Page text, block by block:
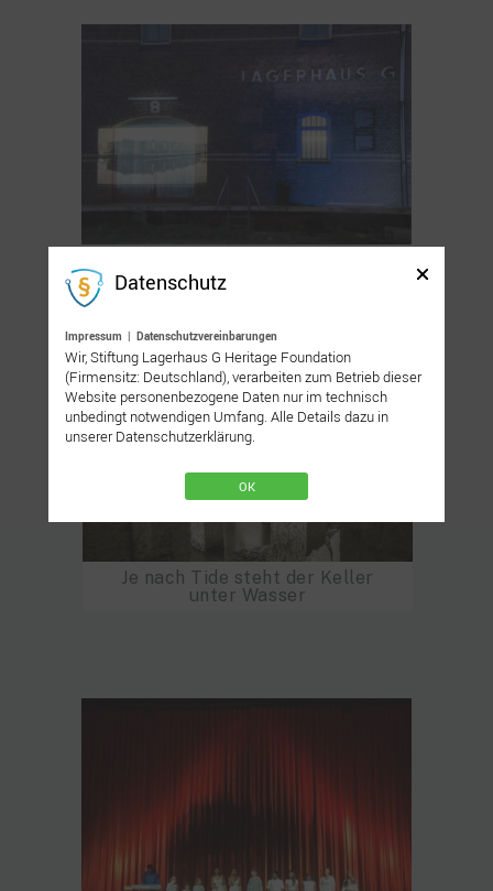
Je nach Tide steht der Keller
unter Wasser
Datenschutz
Impressum | Datenschutzvereinbarungen
Wir, Stiftung Lagerhaus G Heritage Foundation
(Firmensitz: Deutschland), verarbeiten zum Betrieb dieser
Website personenbezogene Daten nur im technisch
unbedingt notwendigen Umfang. Alle Details dazu in
unserer Datenschutzerklärung.
OK